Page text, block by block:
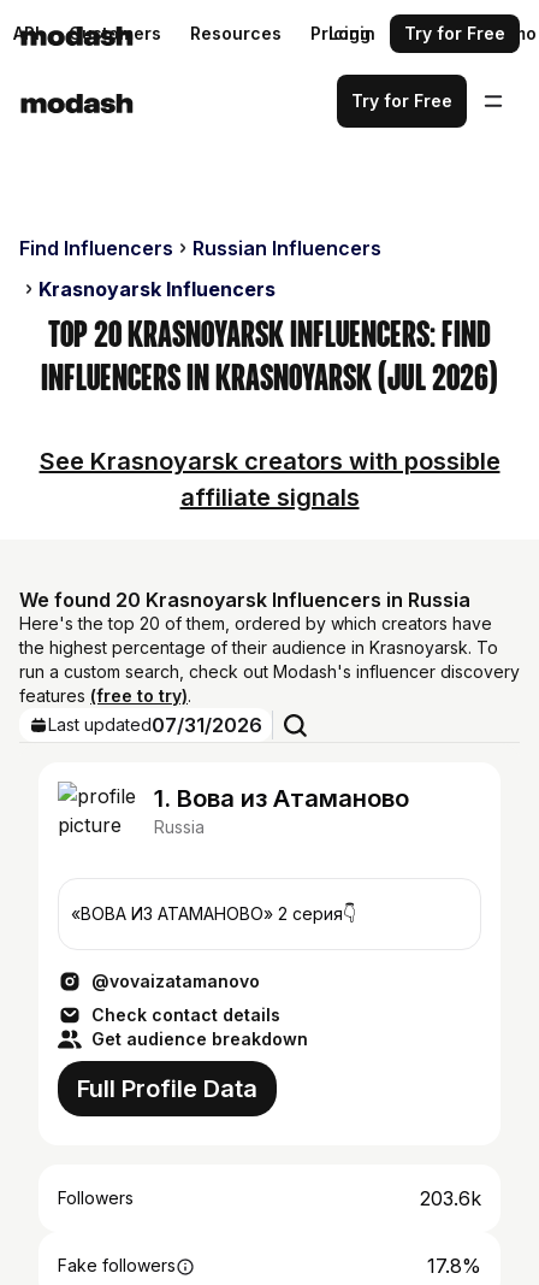
API Customers Resources Pricing Request a demo
Login Try for Free
Try for Free
Find Influencers
Russian Influencers
Krasnoyarsk Influencers
Top 20 Krasnoyarsk Influencers: Find
Influencers in Krasnoyarsk (Jul 2026)
See Krasnoyarsk creators with possible
affiliate signals
We found 20 Krasnoyarsk Influencers in Russia
Here's the top 20 of them, ordered by which creators have
the highest percentage of their audience in Krasnoyarsk. To
run a custom search, check out Modash's influencer discovery
features (free to try).
Last updated07/31/2026
1. Вова из Атаманово
Russia
«ВОВА ИЗ АТАМАНОВО» 2 серия👇
@vovaizatamanovo
Check contact details
Get audience breakdown
Full Profile Data
Followers 203.6k
Fake followers 17.8%